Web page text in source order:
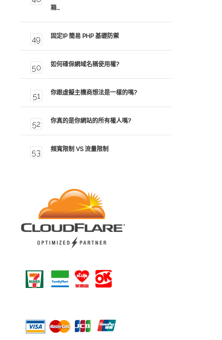
箱…
固定IP 簡易 PHP 基礎防禦
如何確保網域名稱使用權?
你跟虛擬主機商想法是一樣的嗎?
你真的是你網站的所有權人嗎?
頻寬限制 VS 流量限制